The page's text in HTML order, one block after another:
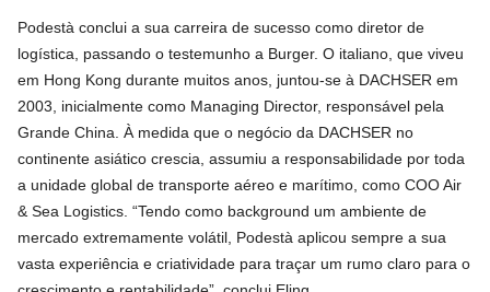
Podestà conclui a sua carreira de sucesso como diretor de
logística, passando o testemunho a Burger. O italiano, que viveu
em Hong Kong durante muitos anos, juntou-se à DACHSER em
2003, inicialmente como Managing Director, responsável pela
Grande China. À medida que o negócio da DACHSER no
continente asiático crescia, assumiu a responsabilidade por toda
a unidade global de transporte aéreo e marítimo, como COO Air
& Sea Logistics. “Tendo como background um ambiente de
mercado extremamente volátil, Podestà aplicou sempre a sua
vasta experiência e criatividade para traçar um rumo claro para o